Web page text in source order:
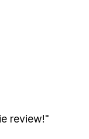
review!"